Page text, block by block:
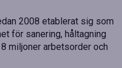
2008 etablerat sig som
för sanering, håltagning
miljoner arbetsorder och